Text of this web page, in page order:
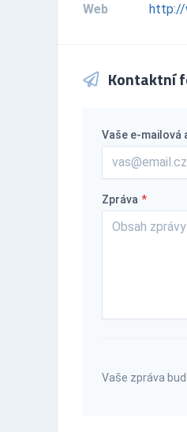
Web
http://
Kontaktní
Vaše e-mailová
Zpráva *
Vaše zpráva